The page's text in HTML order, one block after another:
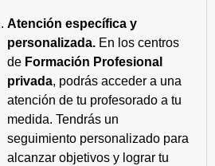
Atención específica y
personalizada. En los centros
de Formación Profesional
privada, podrás acceder a una
atención de tu profesorado a tu
medida. Tendrás un
seguimiento personalizado para
alcanzar objetivos y lograr tu